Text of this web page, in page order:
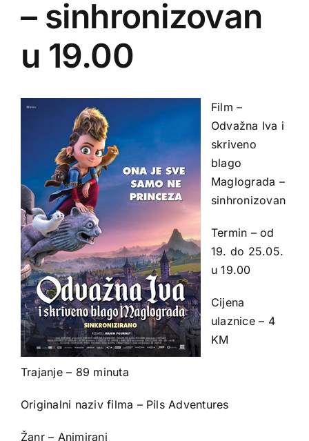
– sinhronizovan
u 19.00
Film –
Odvažna Iva i
skriveno
blago
Maglograda –
sinhronizovan
Termin – od
19. do 25.05.
u 19.00
Cijena
ulaznice – 4
KM
Trajanje – 89 minuta
Originalni naziv filma – Pils Adventures
Žanr – Animirani